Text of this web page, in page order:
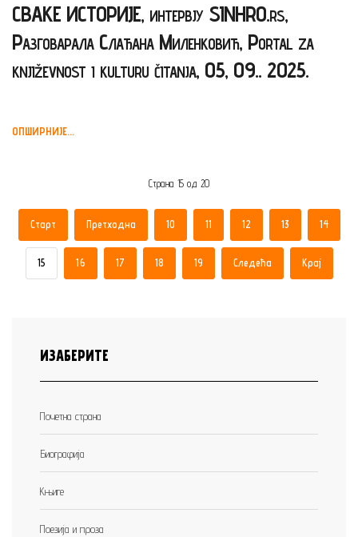
СВАКЕ ИСТОРИЈЕ, интервју SINHRO.rs,
Разговарала Слађана Миленковић, Portal za
književnost i kulturu čitanja, 05, 09.. 2025.
ОПШИРНИЈЕ...
Страна 15 од 20
Старт Претходна 10 11 12 13 14
15 16 17 18 19 Следећа Крај
ИЗАБЕРИТЕ
Почетна страна
Биографија
Књиге
Поезија и проза